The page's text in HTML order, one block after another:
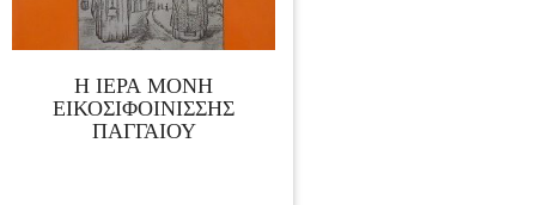
Η ΙΕΡΑ ΜΟΝΗ
ΕΙΚΟΣΙΦΟΙΝΙΣΣΗΣ
ΠΑΓΓΑΙΟΥ